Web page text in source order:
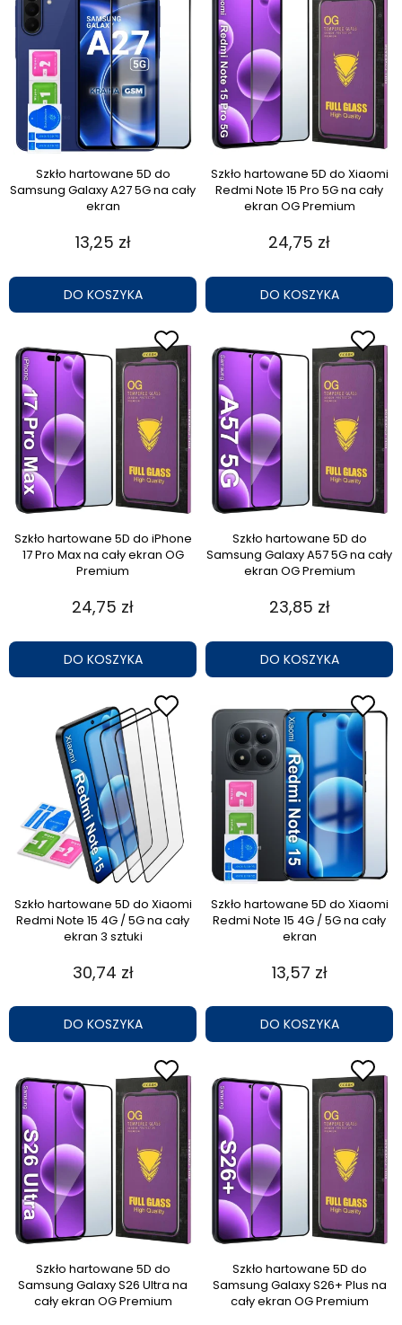
Szkło hartowane 5D do
Samsung Galaxy A27 5G na cały
ekran
13,25 zł
DO KOSZYKA
Szkło hartowane 5D do Xiaomi
Redmi Note 15 Pro 5G na cały
ekran OG Premium
24,75 zł
DO KOSZYKA
Szkło hartowane 5D do iPhone
17 Pro Max na cały ekran OG
Premium
24,75 zł
DO KOSZYKA
Szkło hartowane 5D do
Samsung Galaxy A57 5G na cały
ekran OG Premium
23,85 zł
DO KOSZYKA
Szkło hartowane 5D do Xiaomi
Redmi Note 15 4G / 5G na cały
ekran 3 sztuki
30,74 zł
DO KOSZYKA
Szkło hartowane 5D do Xiaomi
Redmi Note 15 4G / 5G na cały
ekran
13,57 zł
DO KOSZYKA
Szkło hartowane 5D do
Samsung Galaxy S26 Ultra na
cały ekran OG Premium
Szkło hartowane 5D do
Samsung Galaxy S26+ Plus na
cały ekran OG Premium